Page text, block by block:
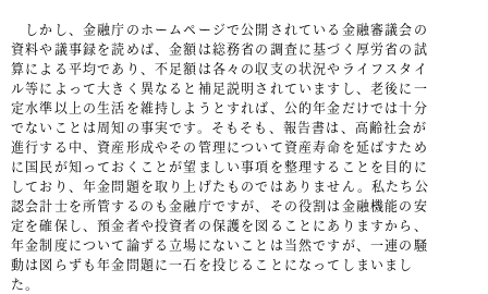
Twitter
Facebook
しかし、金融庁のホームページで公開されている金融審議会の
資料や議事録を読めば、金額は総務省の調査に基づく厚労省の試
算による平均であり、不足額は各々の収支の状況やライフスタイ
ル等によって大きく異なると補足説明されていますし、老後に一
定水準以上の生活を維持しようとすれば、公的年金だけでは十分
でないことは周知の事実です。そもそも、報告書は、高齢社会が
進行する中、資産形成やその管理について資産寿命を延ばすため
に国民が知っておくことが望ましい事項を整理することを目的に
しており、年金問題を取り上げたものではありません。私たち公
認会計士を所管するのも金融庁ですが、その役割は金融機能の安
定を確保し、預金者や投資者の保護を図ることにありますから、
年金制度について論ずる立場にないことは当然ですが、一連の騒
動は図らずも年金問題に一石を投じることになってしまいまし
た。